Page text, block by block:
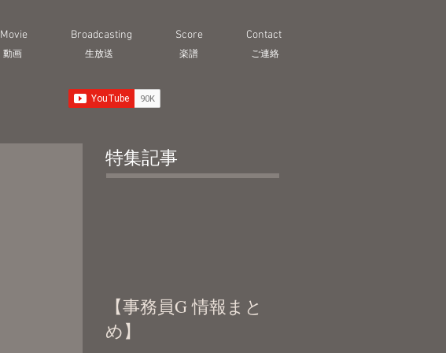
Movie Broadcasting Score Contact
動画 生放送 ​楽譜 ご連絡
特集記事
【事務員G 情報まと
め】